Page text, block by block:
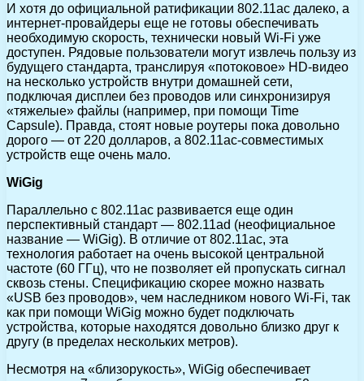
И хотя до официальной ратификации 802.11ac далеко, а
интернет-провайдеры еще не готовы обеспечивать
необходимую скорость, технически новый Wi-Fi уже
доступен. Рядовые пользователи могут извлечь пользу из
будущего стандарта, транслируя «потоковое» HD-видео
на несколько устройств внутри домашней сети,
подключая дисплеи без проводов или синхронизируя
«тяжелые» файлы (например, при помощи Time
Capsule). Правда, стоят новые роутеры пока довольно
дорого — от 220 долларов, а 802.11ac-совместимых
устройств еще очень мало.
WiGig
Параллельно с 802.11ac развивается еще один
перспективный стандарт — 802.11ad (неофициальное
название — WiGig). В отличие от 802.11ac, эта
технология работает на очень высокой центральной
частоте (60 ГГц), что не позволяет ей пропускать сигнал
сквозь стены. Спецификацию скорее можно назвать
«USB без проводов», чем наследником нового Wi-Fi, так
как при помощи WiGig можно будет подключать
устройства, которые находятся довольно близко друг к
другу (в пределах нескольких метров).
Несмотря на «близорукость», WiGig обеспечивает